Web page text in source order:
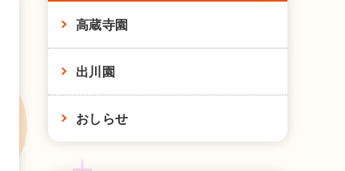
高蔵寺園
出川園
おしらせ